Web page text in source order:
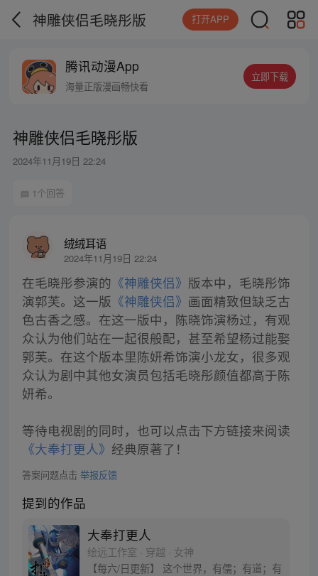
神雕侠侣毛晓彤版 打开APP
腾讯动漫App
海量正版漫画畅快看
立即下载
神雕侠侣毛晓彤版
2024年11月19日 22:24
1个回答
绒绒耳语
2024年11月19日 22:24
在毛晓彤参演的 《神雕侠侣》 版本中，毛晓彤饰
演郭芙。这一版 《神雕侠侣》 画面精致但缺乏古
色古香之感。在这一版中，陈晓饰演杨过，有观
众认为他们站在一起很般配，甚至希望杨过能娶
郭芙。在这个版本里陈妍希饰演小龙女，很多观
众认为剧中其他女演员包括毛晓彤颜值都高于陈
妍希。
等待电视剧的同时，也可以点击下方链接来阅读
《大奉打更人》 经典原著了！
答案问题点击 举报反馈
提到的作品
大奉打更人
绘远工作室 · 穿越 · 女神
【每六/日更新】 这个世界，有儒；有道；有